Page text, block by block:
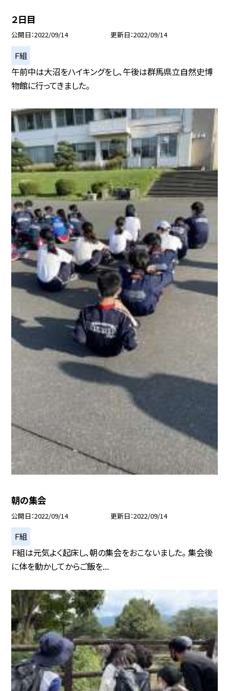
２日目
公開日 2022/09/14 更新日 2022/09/14
Ｆ組
午前中は大沼をハイキングをし、午後は群馬県立自然史博
物館に行ってきました。
朝の集会
公開日 2022/09/14 更新日 2022/09/14
Ｆ組
Ｆ組は元気よく起床し、朝の集会をおこないました。 集会後
に体を動かしてからご飯を...